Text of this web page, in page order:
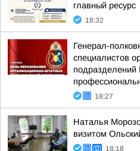
главный ресурс
18:32
Генерал-
специалистов
подразделений
18:27
Наталья
визитом
18:18